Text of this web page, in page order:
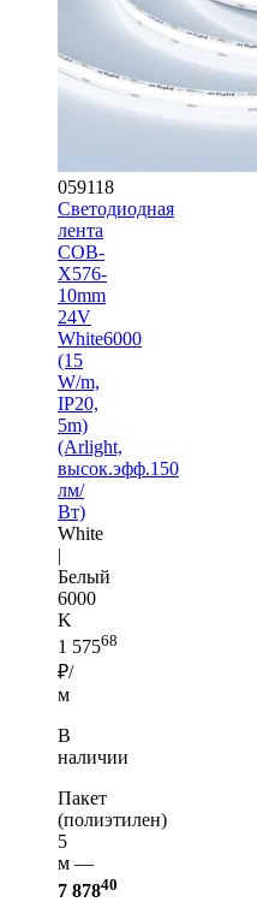
059118
Светодиодная
лента
COB-
X576-
10mm
24V
White6000
(15
W/m,
IP20,
5m)
(Arlight,
высок.эфф.150
лм/
Вт)
White
|
Белый
6000
K
1 57568
₽/
м
В
наличии
Пакет
(полиэтилен)
5
м —
7 87840